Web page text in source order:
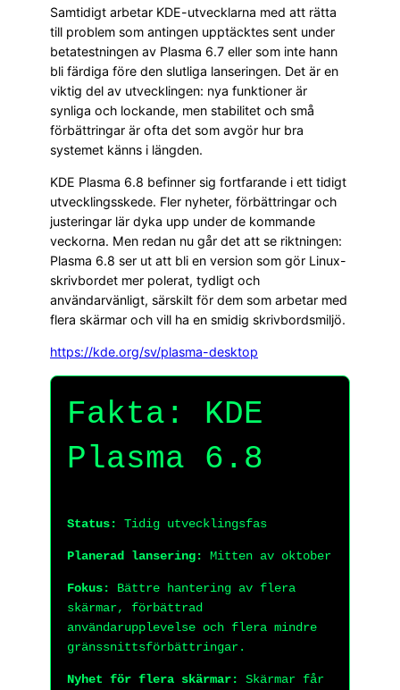
Samtidigt arbetar KDE-utvecklarna med att rätta
till problem som antingen upptäcktes sent under
betatestningen av Plasma 6.7 eller som inte hann
bli färdiga före den slutliga lanseringen. Det är en
viktig del av utvecklingen: nya funktioner är
synliga och lockande, men stabilitet och små
förbättringar är ofta det som avgör hur bra
systemet känns i längden.
KDE Plasma 6.8 befinner sig fortfarande i ett tidigt
utvecklingsskede. Fler nyheter, förbättringar och
justeringar lär dyka upp under de kommande
veckorna. Men redan nu går det att se riktningen:
Plasma 6.8 ser ut att bli en version som gör Linux-
skrivbordet mer polerat, tydligt och
användarvänligt, särskilt för dem som arbetar med
flera skärmar och vill ha en smidig skrivbordsmiljö.
https://kde.org/sv/plasma-desktop
Fakta: KDE
Plasma 6.8
Status: Tidig utvecklingsfas
Planerad lansering: Mitten av oktober
Fokus:
Bättre hantering av flera
skärmar, förbättrad
användarupplevelse och flera mindre
gränssnittsförbättringar.
Nyhet för flera skärmar: Skärmar får